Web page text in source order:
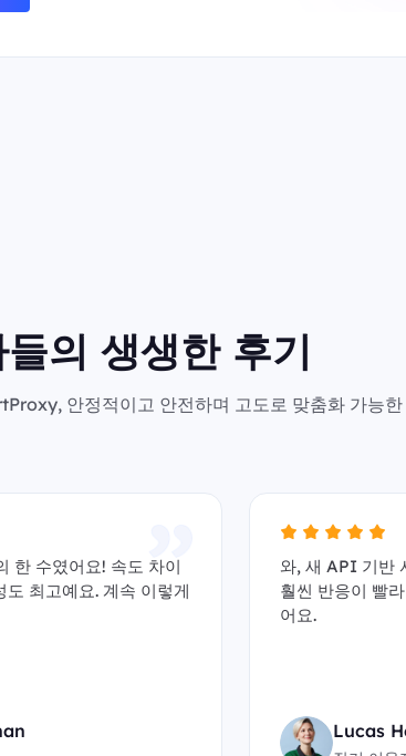
의 생생한 후기
안정적이고 안전하며 고도로 맞춤화 가능
한 수였어요! 속도 차이
최고예요. 계속 이렇게
와, 새 API 기반
훨씬 반응이 빨
어요.
Lucas